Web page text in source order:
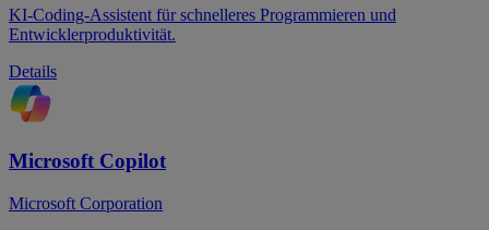
KI-Coding-Assistent für schnelleres Programmieren und
Entwicklerproduktivität.
Details
Microsoft Copilot
Microsoft Corporation